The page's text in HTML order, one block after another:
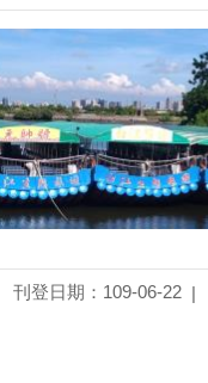
刊登日期：109-06-22